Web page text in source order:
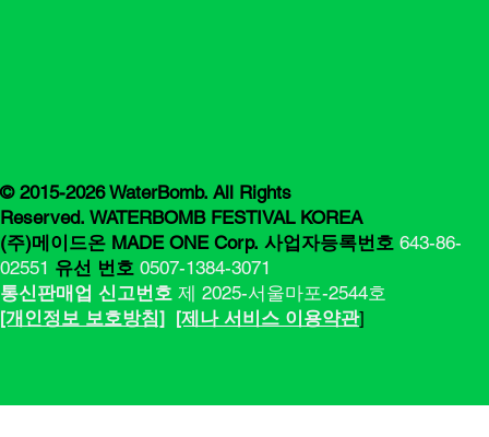
© 2015-2026 WaterBomb. All Rights
Reserved. WATERBOMB FESTIVAL KOREA
(주)메이드온 MADE ONE Corp. 사업자등록번호 643-86-
02551 유선 번호 0507-1384-3071
통신판매업 신고번호 제 2025-서울마포-2544호
[​​개인정보 보호방침] [제나 서비스 이용약관]